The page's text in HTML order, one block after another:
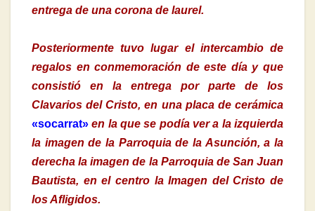
entrega de una corona de laurel.
Posteriormente tuvo lugar el intercambio de
regalos en conmemoración de este día y que
consistió en la entrega por parte de los
Clavarios del Cristo, en una placa de cerámica
«socarrat» en la que se podía ver a la izquierda
la imagen de la Parroquia de la Asunción, a la
derecha la imagen de la Parroquia de San Juan
Bautista, en el centro la Imagen del Cristo de
los Afligidos.